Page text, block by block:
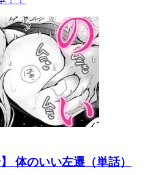
体のいい左遷（単話）